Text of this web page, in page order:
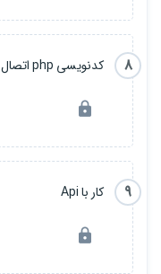
8 کدنویسی php اتصال به دیتابیس
9 کار با Api